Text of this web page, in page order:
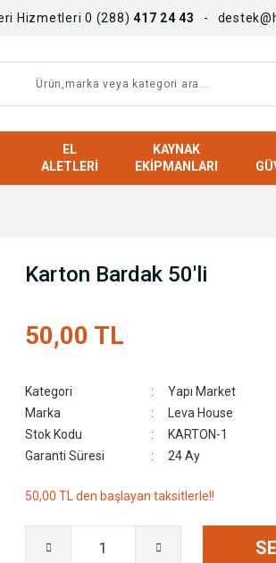
Hizmetleri 0 (288) 417 24 43
EL
ALETLERI
KAYNAK
EKIPMANLARI
Karton Bardak 50'li
50,00 TL
Kategori
Yapı Market
Marka
Leva House
Stok Kodu
KARTON-1
Garanti Süresi
24 Ay
50,00 TL den başlayan taksitlerle!!